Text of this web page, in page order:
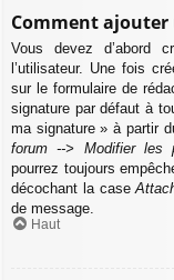
Comment ajouter
Vous devez d’abord
l’utilisateur. Une fois
sur le formulaire de
signature par défaut à
ma signature » à partir
forum --> Modifier les
pourrez toujours
décochant la case
de message.
Haut